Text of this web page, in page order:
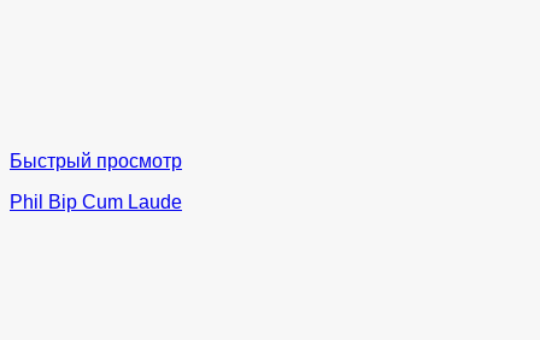
Быстрый просмотр
Phil Bip Cum Laude